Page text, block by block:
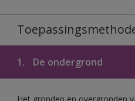
1. De ondergrond